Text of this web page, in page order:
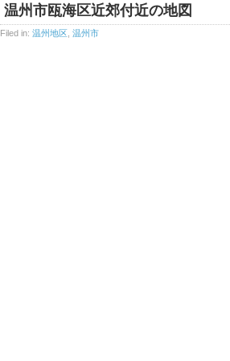
温州市瓯海区近郊付近の地図
Filed in: 温州地区 温州市